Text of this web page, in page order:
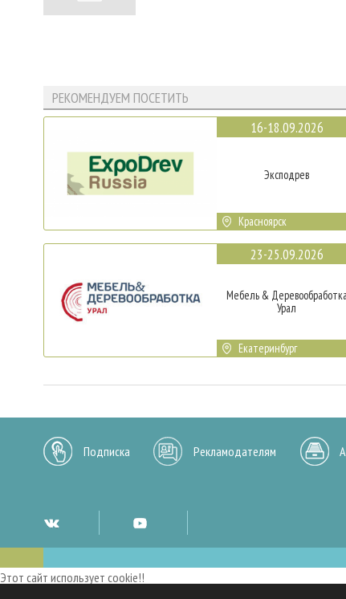
РЕКОМЕНДУЕМ ПОСЕТИТЬ
16-18.09.2026
Эксподрев
Красноярск
23-25.09.2026
Мебель & Деревообработка
Урал
Екатеринбург
Подписка Рекламодателям
Этот сайт использует cookie!!